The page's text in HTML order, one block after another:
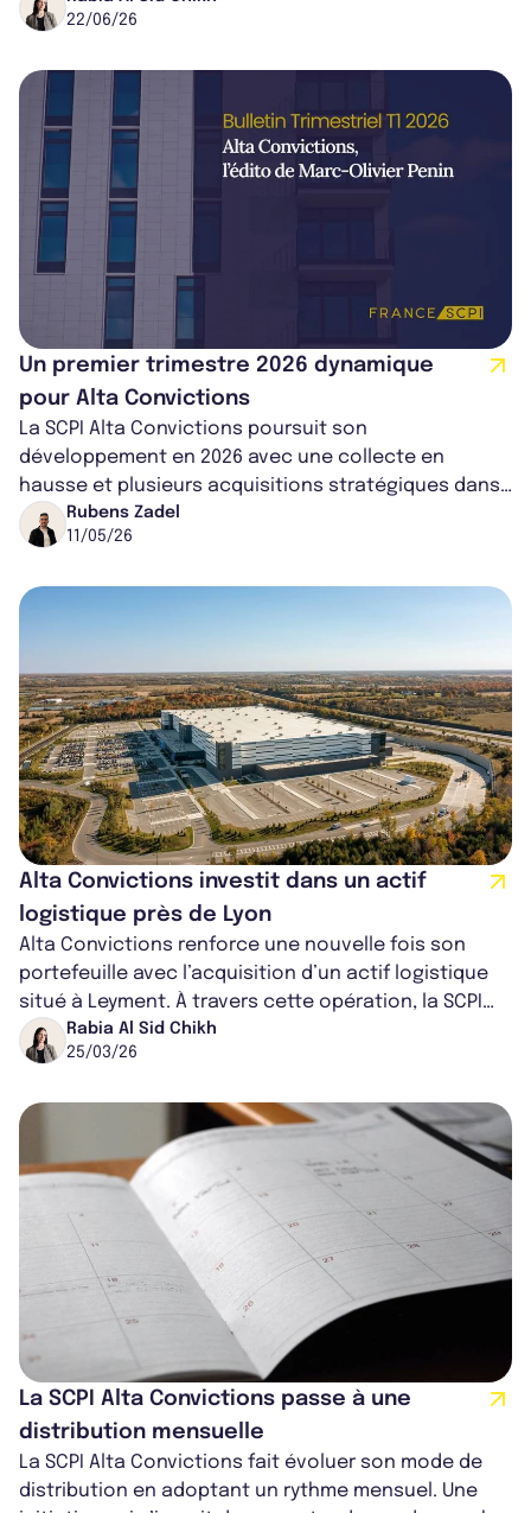
22/06/26
Un premier trimestre 2026 dynamique
pour Alta Convictions
La SCPI Alta Convictions poursuit son
développement en 2026 avec une collecte en
hausse et plusieurs acquisitions stratégiques dans
la logistique et l’immobilier industriel. À trav...
Rubens Zadel
11/05/26
Alta Convictions investit dans un actif
logistique près de Lyon
Alta Convictions renforce une nouvelle fois son
portefeuille avec l’acquisition d’un actif logistique
situé à Leyment. À travers cette opération, la SCPI
conjugue recherche de ren...
Rabia Al Sid Chikh
25/03/26
La SCPI Alta Convictions passe à une
distribution mensuelle
La SCPI Alta Convictions fait évoluer son mode de
distribution en adoptant un rythme mensuel. Une